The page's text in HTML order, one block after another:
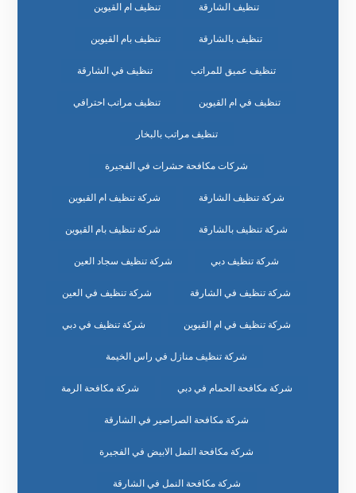
تنظيف الشارقة تنظيف ام القيوين
تنظيف بالشارقة تنظيف بام القيوين
تنظيف عميق للمراتب تنظيف في الشارقة
تنظيف في ام القيوين تنظيف مراتب احترافي
تنظيف مراتب بالبخار
شركات مكافحة حشرات في الفجيرة
شركة تنظيف الشارقة شركة تنظيف ام القيوين
شركة تنظيف بالشارقة شركة تنظيف بام القيوين
شركة تنظيف دبي شركة تنظيف سجاد العين
شركة تنظيف في الشارقة شركة تنظيف في العين
شركة تنظيف في ام القيوين شركة تنظيف في دبي
شركة تنظيف منازل في راس الخيمة
شركة مكافحة الحمام في دبي شركة مكافحة الرمة
شركة مكافحة الصراصير في الشارقة
شركة مكافحة النمل الابيض في الفجيرة
شركة مكافحة النمل في الشارقة